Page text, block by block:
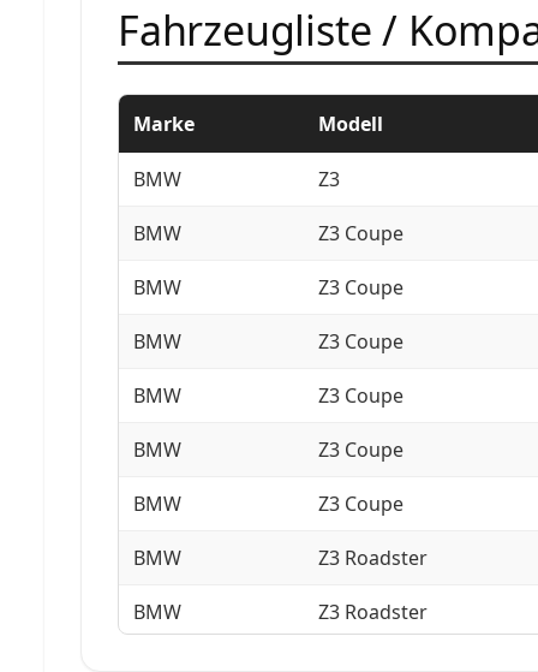
Fahrzeugliste /
Marke Modell
BMW Z3
BMW Z3 Coupe
BMW Z3 Coupe
BMW Z3 Coupe
BMW Z3 Coupe
BMW Z3 Coupe
BMW Z3 Coupe
BMW Z3 Roadster
BMW Z3 Roadster